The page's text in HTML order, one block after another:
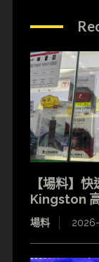
【場料】
Kingston
場料